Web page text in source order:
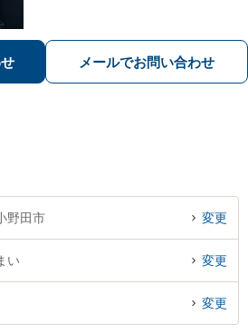
実調査と判例をリサーチし、不公平感
のない相続を実現【WEB面談】
メールでお問い合わせ
野田市 変更
い 変更
変更